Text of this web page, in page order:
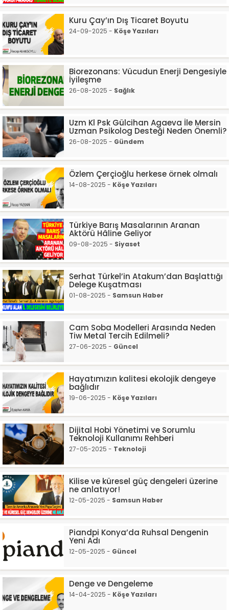
Kuru Çay’ın Dış Ticaret Boyutu
24-09-2025 - Köşe Yazıları
Biorezonans: Vücudun Enerji Dengesiyle
İyileşme
26-08-2025 - Sağlık
Uzm Kl Psk Gülcihan Agaeva İle Mersin
Uzman Psikolog Desteği Neden Önemli?
26-08-2025 - Gündem
Özlem Çerçioğlu herkese örnek olmalı
14-08-2025 - Köşe Yazıları
Türkiye Barış Masalarının Aranan
Aktörü Hâline Geliyor
09-08-2025 - Siyaset
Serhat Türkel’in Atakum’dan Başlattığı
Delege Kuşatması
01-08-2025 - Samsun Haber
Cam Soba Modelleri Arasında Neden
Tiw Metal Tercih Edilmeli?
27-06-2025 - Güncel
Hayatımızın kalitesi ekolojik dengeye
bağlıdır
19-06-2025 - Köşe Yazıları
Dijital Hobi Yönetimi ve Sorumlu
Teknoloji Kullanımı Rehberi
27-05-2025 - Teknoloji
Kilise ve küresel güç dengeleri üzerine
ne anlatıyor!
12-05-2025 - Samsun Haber
Piandpi Konya’da Ruhsal Dengenin
Yeni Adı
12-05-2025 - Güncel
Denge ve Dengeleme
14-04-2025 - Köşe Yazıları